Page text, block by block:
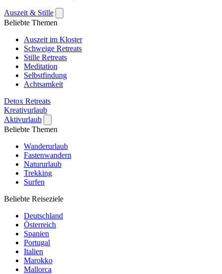
Auszeit & Stille
Beliebte Themen
Auszeit im Kloster
Schweige Retreats
Stille Retreats
Meditation
Selbstfindung
Achtsamkeit
Detox Retreats
Kreativurlaub
Aktivurlaub
Beliebte Themen
Wanderurlaub
Fastenwandern
Natururlaub
Trekking
Surfen
Beliebte Reiseziele
Deutschland
Österreich
Spanien
Portugal
Italien
Marokko
Mallorca